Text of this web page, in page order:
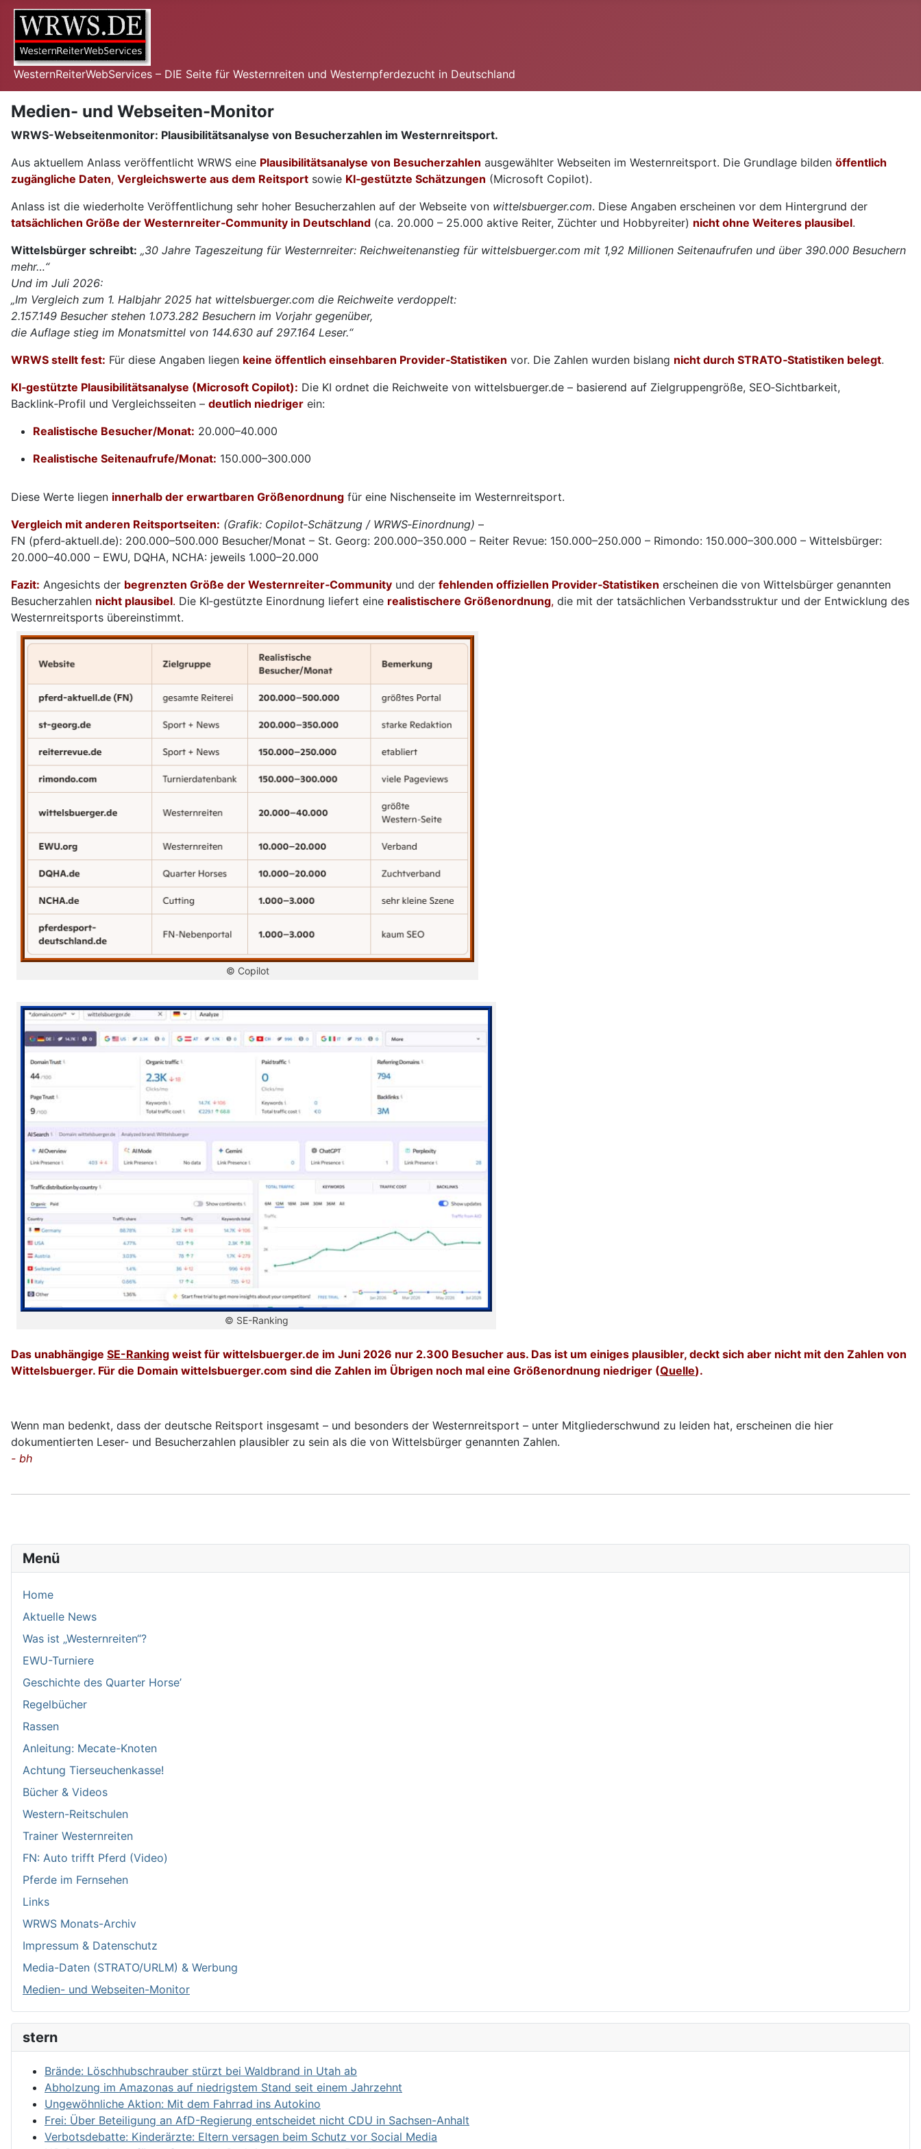
WesternReiterWebServices – DIE Seite für Westernreiten und Westernpferdezucht in Deutschland
Medien- und Webseiten-Monitor
WRWS-Webseitenmonitor: Plausibilitätsanalyse von Besucherzahlen im Westernreitsport.
Aus aktuellem Anlass veröffentlicht WRWS eine Plausibilitätsanalyse von Besucherzahlen ausgewählter Webseiten im Westernreitsport. Die Grundlage bilden öffentlich
zugängliche Daten, Vergleichswerte aus dem Reitsport sowie KI‑gestützte Schätzungen (Microsoft Copilot).
Anlass ist die wiederholte Veröffentlichung sehr hoher Besucherzahlen auf der Webseite von wittelsbuerger.com. Diese Angaben erscheinen vor dem Hintergrund der
tatsächlichen Größe der Westernreiter‑Community in Deutschland (ca. 20.000 – 25.000 aktive Reiter, Züchter und Hobbyreiter) nicht ohne Weiteres plausibel.
Wittelsbürger schreibt: „30 Jahre Tageszeitung für Westernreiter: Reichweitenanstieg für wittelsbuerger.com mit 1,92 Millionen Seitenaufrufen und über 390.000 Besuchern
mehr…“
Und im Juli 2026:
„Im Vergleich zum 1. Halbjahr 2025 hat wittelsbuerger.com die Reichweite verdoppelt:
2.157.149 Besucher stehen 1.073.282 Besuchern im Vorjahr gegenüber,
die Auflage stieg im Monatsmittel von 144.630 auf 297.164 Leser.“
WRWS stellt fest: Für diese Angaben liegen keine öffentlich einsehbaren Provider‑Statistiken vor. Die Zahlen wurden bislang nicht durch STRATO‑Statistiken belegt.
KI‑gestützte Plausibilitätsanalyse (Microsoft Copilot): Die KI ordnet die Reichweite von wittelsbuerger.de – basierend auf Zielgruppengröße, SEO‑Sichtbarkeit,
Backlink‑Profil und Vergleichsseiten – deutlich niedriger ein:
Realistische Besucher/Monat: 20.000–40.000
Realistische Seitenaufrufe/Monat: 150.000–300.000
Diese Werte liegen innerhalb der erwartbaren Größenordnung für eine Nischenseite im Westernreitsport.
Vergleich mit anderen Reitsportseiten: (Grafik: Copilot‑Schätzung / WRWS‑Einordnung) –
FN (pferd‑aktuell.de): 200.000–500.000 Besucher/Monat – St. Georg: 200.000–350.000 – Reiter Revue: 150.000–250.000 – Rimondo: 150.000–300.000 – Wittelsbürger:
20.000–40.000 – EWU, DQHA, NCHA: jeweils 1.000–20.000
Fazit: Angesichts der begrenzten Größe der Westernreiter‑Community und der fehlenden offiziellen Provider‑Statistiken erscheinen die von Wittelsbürger genannten
Besucherzahlen nicht plausibel. Die KI‑gestützte Einordnung liefert eine realistischere Größenordnung, die mit der tatsächlichen Verbandsstruktur und der Entwicklung des
Westernreitsports übereinstimmt.
© Copilot
© SE-Ranking
Das unabhängige SE-Ranking weist für wittelsbuerger.de im Juni 2026 nur 2.300 Besucher aus. Das ist um einiges plausibler, deckt sich aber nicht mit den Zahlen von
Wittelsbuerger. Für die Domain wittelsbuerger.com sind die Zahlen im Übrigen noch mal eine Größenordnung niedriger (Quelle).
Wenn man bedenkt, dass der deutsche Reitsport insgesamt – und besonders der Westernreitsport – unter Mitgliederschwund zu leiden hat, erscheinen die hier
dokumentierten Leser- und Besucherzahlen plausibler zu sein als die von Wittelsbürger genannten Zahlen.
- bh
Menü
Home
Aktuelle News
Was ist „Westernreiten“?
EWU-Turniere
Geschichte des Quarter Horse’
Regelbücher
Rassen
Anleitung: Mecate-Knoten
Achtung Tierseuchenkasse!
Bücher & Videos
Western-Reitschulen
Trainer Westernreiten
FN: Auto trifft Pferd (Video)
Pferde im Fernsehen
Links
WRWS Monats-Archiv
Impressum & Datenschutz
Media-Daten (STRATO/URLM) & Werbung
Medien- und Webseiten-Monitor
stern
Brände: Löschhubschrauber stürzt bei Waldbrand in Utah ab
Abholzung im Amazonas auf niedrigstem Stand seit einem Jahrzehnt
Ungewöhnliche Aktion: Mit dem Fahrrad ins Autokino
Frei: Über Beteiligung an AfD-Regierung entscheidet nicht CDU in Sachsen-Anhalt
Verbotsdebatte: Kinderärzte: Eltern versagen beim Schutz vor Social Media